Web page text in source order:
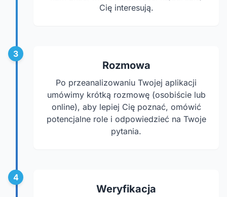
Cię interesują.
3
Rozmowa
Po przeanalizowaniu Twojej aplikacji
umówimy krótką rozmowę (osobiście lub
online), aby lepiej Cię poznać, omówić
potencjalne role i odpowiedzieć na Twoje
pytania.
4
Weryfikacja